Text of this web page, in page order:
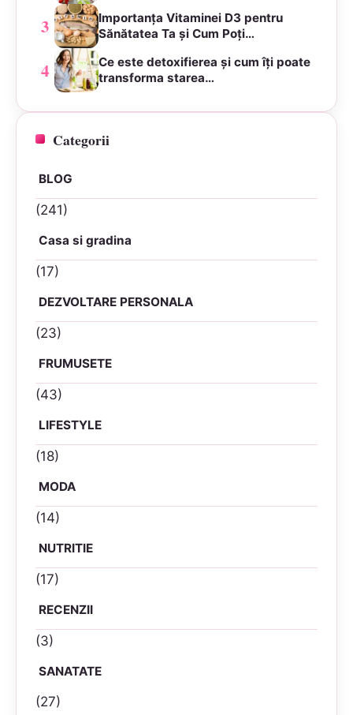
3
Importanța Vitaminei D3 pentru
Sănătatea Ta și Cum Poți…
4
Ce este detoxifierea și cum îți poate
transforma starea…
Categorii
BLOG
(241)
Casa si gradina
(17)
DEZVOLTARE PERSONALA
(23)
FRUMUSETE
(43)
LIFESTYLE
(18)
MODA
(14)
NUTRITIE
(17)
RECENZII
(3)
SANATATE
(27)